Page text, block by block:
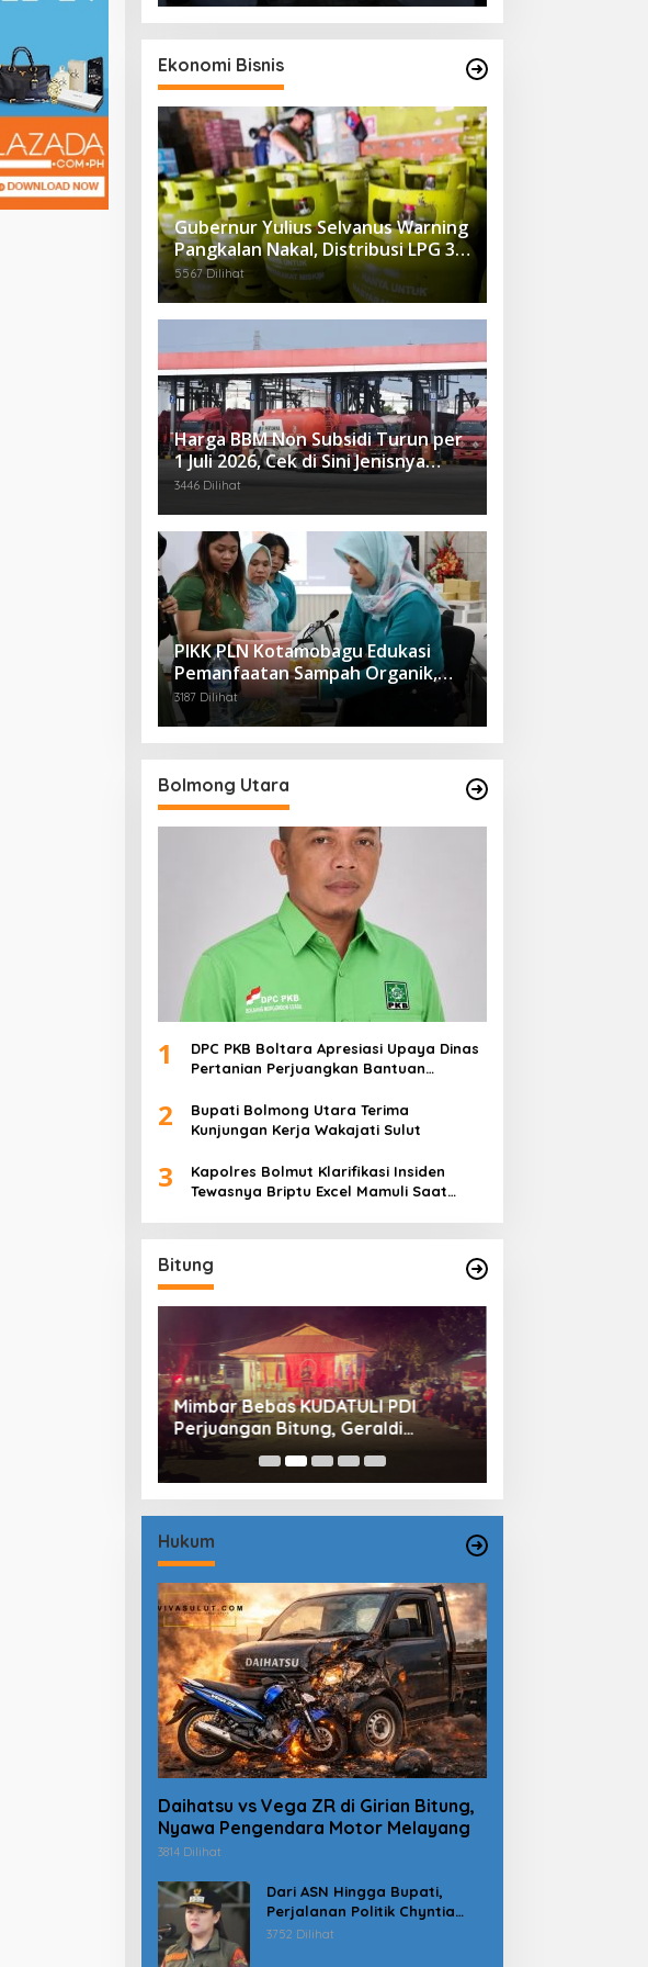
Ekonomi Bisnis
Gubernur Yulius Selvanus Warning
Pangkalan Nakal, Distribusi LPG 3
Kg Kembali Diawasi Ketat
5567 Dilihat
Harga BBM Non Subsidi Turun per
1 Juli 2026, Cek di Sini Jenisnya…
3446 Dilihat
PIKK PLN Kotamobagu Edukasi
Pemanfaatan Sampah Organik,
Dorong Gaya Hidup Ramah
Lingkungan
3187 Dilihat
Bolmong Utara
1
DPC PKB Boltara Apresiasi Upaya Dinas
Pertanian Perjuangkan Bantuan
2
Bupati Bolmong Utara Terima
Kunjungan Kerja Wakajati Sulut
3
Kapolres Bolmut Klarifikasi Insiden
Tewasnya Briptu Excel Mamuli Saat
Bitung
Bitung
Mimbar Bebas KUDATULI PDI
Perjuangan Bitung, Geraldi
Mantiri: Bukan Sekedar Sejarah
Hukum
Daihatsu vs Vega ZR di Girian Bitung,
Nyawa Pengendara Motor Melayang
3814 Dilihat
Dari ASN Hingga Bupati,
Perjalanan Politik Chyntia
Kalangit Berujung Kasus
3752 Dilihat